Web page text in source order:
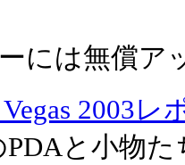
には無償ア
2003レ
PDAと小物た